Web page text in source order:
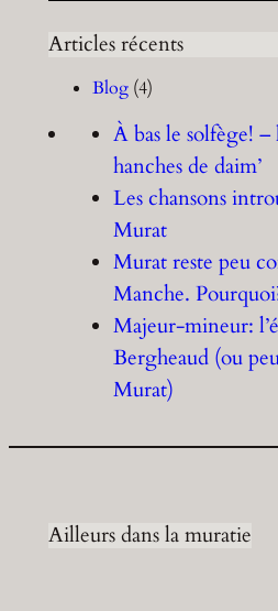
Articles récents
Blog(4)
À bas le solfège! –
hanches de daim’
Les chansons
Murat
Murat reste peu
Manche.
Majeur-mineur:
Bergheaud (ou
Murat)
Ailleurs dans la muratie